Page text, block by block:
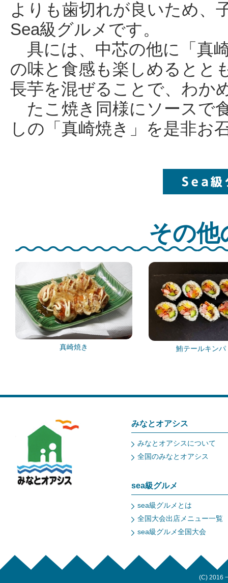
よりも歯切れが良いため、
Sea級グルメです。
具には、中芯の他に「真
の味と食感も楽しめるとと
長芋を混ぜることで、わか
たこ焼き同様にソースで
しの「真崎焼き」を是非お
その他
真崎焼き 鮪テールキンパ
みなとオアシス
みなとオアシスについて
全国のみなとオアシス
sea級グルメ
sea級グルメとは
全国大会出店メニュー一覧
sea級グルメ全国大会
(C) 2016